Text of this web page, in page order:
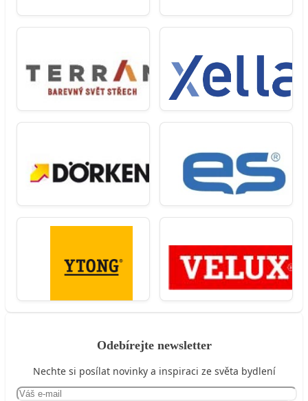
Odebírejte newsletter
Nechte si posílat novinky a inspiraci ze světa bydlení